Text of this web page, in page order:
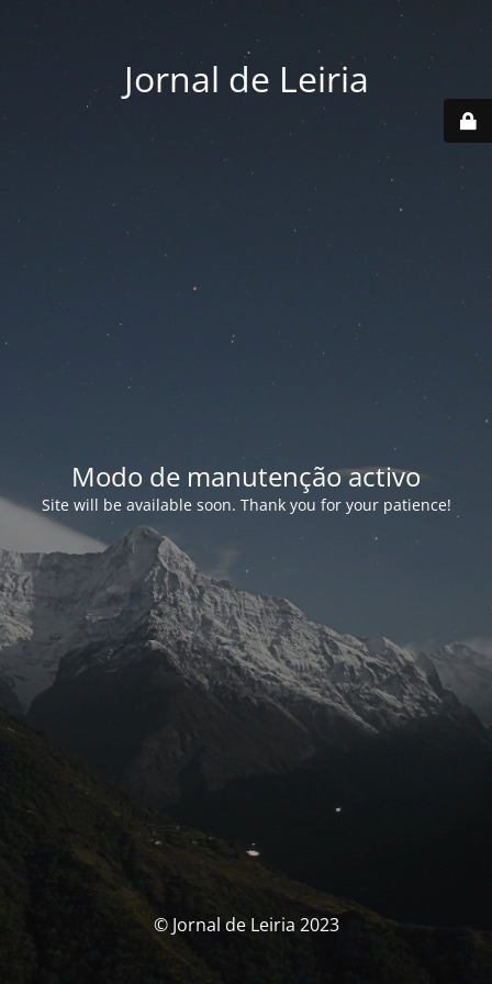
Jornal de Leiria
Modo de manutenção activo
Site will be available soon. Thank you for your patience!
© Jornal de Leiria 2023